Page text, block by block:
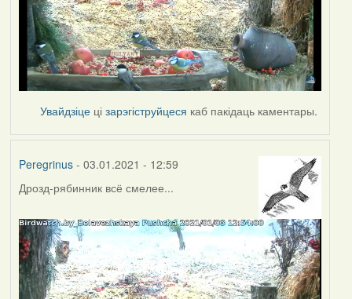
Увайдзіце цізарэгіструйцеся каб пакідаць каментары.
Peregrinus- 03.01.2021 - 12:59
Дрозд-рябинник всё смелее...